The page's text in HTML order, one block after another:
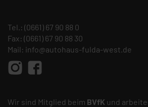
Tel.: (0661) 67 90 88 0
Fax: (0661) 67 90 88 30
Mail: info@autohaus-fulda-west.de
Wir sind Mitglied beim BVfK und